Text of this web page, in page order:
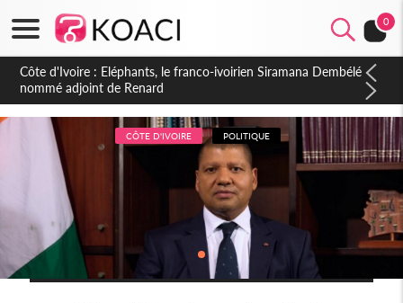
0
Cameroun : 5 combattants séparatistes neutralisés, le Mindef
dément les rumeurs d'exactions des civils
CÔTE D'IVOIRE POLITIQUE